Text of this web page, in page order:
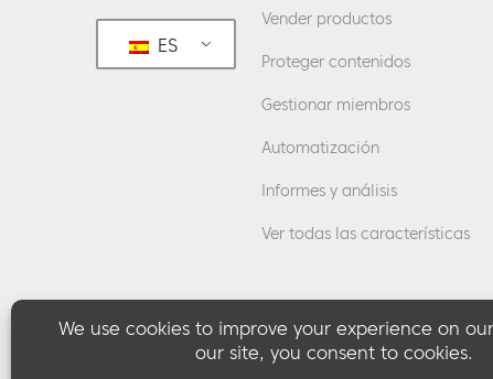
ES
Vender productos
Proteger contenidos
Gestionar miembros
Automatización
Informes y análisis
Ver todas las características